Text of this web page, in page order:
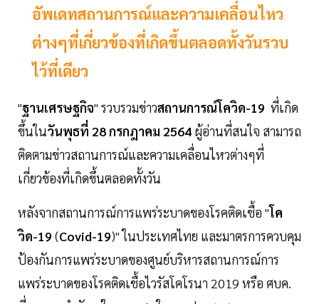
อัพเดทสถานการณ์และความเคลื่อนไหว
ต่างๆที่เกี่ยวข้องที่เกิดขึ้นตลอดทั้งวันรวบ
ไว้ที่เดียว
"ฐานเศรษฐกิจ" รวบรวมข่าวสถานการณ์โควิด-19 ที่เกิด
ขึ้นในวันพุธที่ 28 กรกฎาคม 2564 ผู้อ่านที่สนใจ สามารถ
ติดตามข่าวสถานการณ์และความเคลื่อนไหวต่างๆที่
เกี่ยวข้องที่เกิดขึ้นตลอดทั้งวัน
หลังจากสถานการณ์การแพร่ระบาดของโรคติดเชื้อ "โค
วิด-19 (Covid-19)" ในประเทศไทย และมาตรการควบคุม
ป้องกันการแพร่ระบาดของศูนย์บริหารสถานการณ์การ
แพร่ระบาดของโรคติดเชื้อไวรัสโคโรนา 2019 หรือ ศบค.